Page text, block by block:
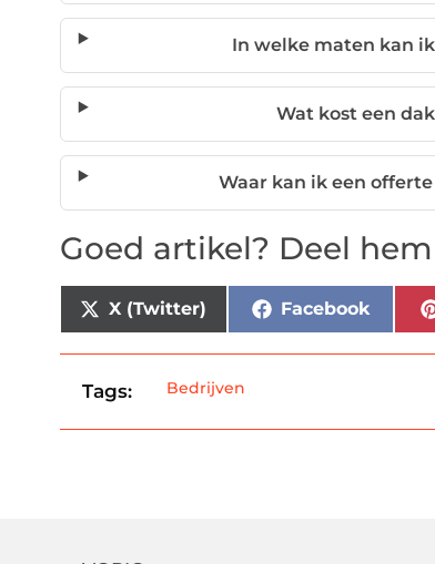
In welke maten kan
Wat kost een
Waar kan ik een
Goed artikel? Deel
X (Twitter) Facebook
Tags: Bedrijven